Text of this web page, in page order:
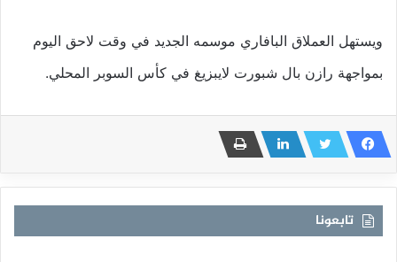
ويستهل العملاق البافاري موسمه الجديد في وقت لاحق اليوم
بمواجهة رازن بال شبورت لايبزيغ في كأس السوبر المحلي.
تابعونا